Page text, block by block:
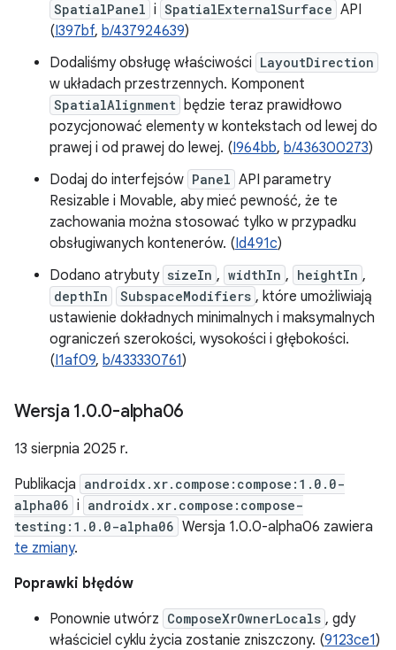
SpatialPanel i SpatialExternalSurface API
(I397bf, b/437924639)
Dodaliśmy obsługę właściwości LayoutDirection
w układach przestrzennych. Komponent
SpatialAlignment będzie teraz prawidłowo
pozycjonować elementy w kontekstach od lewej do
prawej i od prawej do lewej. (I964bb, b/436300273)
Dodaj do interfejsów Panel API parametry
Resizable i Movable, aby mieć pewność, że te
zachowania można stosować tylko w przypadku
obsługiwanych kontenerów. (Id491c)
Dodano atrybuty sizeIn , widthIn , heightIn ,
depthIn SubspaceModifiers , które umożliwiają
ustawienie dokładnych minimalnych i maksymalnych
ograniczeń szerokości, wysokości i głębokości.
(I1af09, b/433330761)
Wersja 1.0.0-alpha06
13 sierpnia 2025 r.
Publikacja androidx.xr.compose:compose:1.0.0-
alpha06 i androidx.xr.compose:compose-
testing:1.0.0-alpha06 Wersja 1.0.0-alpha06 zawiera
te zmiany.
Poprawki błędów
Ponownie utwórz ComposeXrOwnerLocals , gdy
właściciel cyklu życia zostanie zniszczony. (9123ce1)